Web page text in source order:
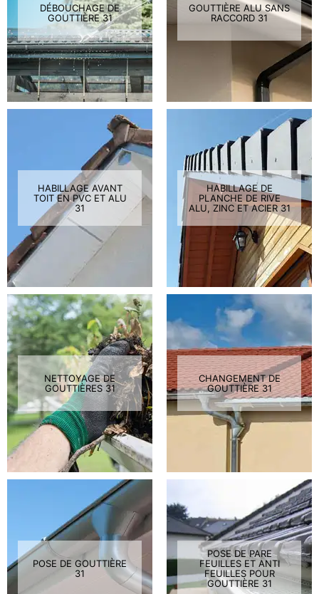
DÉBOUCHAGE DE
GOUTTIÈRE 31
GOUTTIÈRE ALU SANS
RACCORD 31
HABILLAGE AVANT
TOIT EN PVC ET ALU
31
HABILLAGE DE
PLANCHE DE RIVE
ALU, ZINC ET ACIER 31
NETTOYAGE DE
GOUTTIÈRES 31
CHANGEMENT DE
GOUTTIÈRE 31
POSE DE GOUTTIÈRE
31
POSE DE PARE
FEUILLES ET ANTI
FEUILLES POUR
GOUTTIÈRE 31